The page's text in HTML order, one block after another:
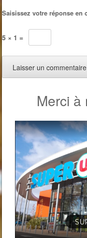
Saisissez votre réponse en
5 × 1 =
Merci à